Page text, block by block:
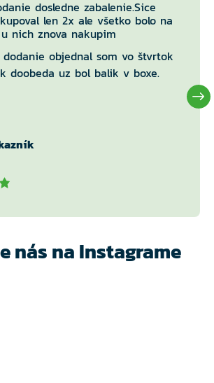
dosledne zabalenie.Sice
len 2x ale všetko bolo na
nich znova nakupim
dodanie objednal som vo štvrtok
doobeda uz bol balik v boxe.
nás na Instagrame